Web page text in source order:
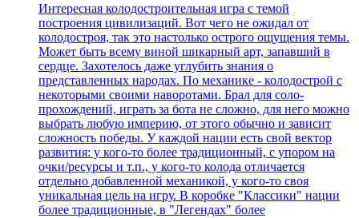
Интересная колодостроительная игра с темой
построения цивилизаций. Вот чего не ожидал от
колодостроя, так это настолько острого ощущения темы.
Может быть всему виной шикарный арт, запавший в
сердце. Захотелось даже углубить знания о
представленных народах. По механике - колодострой с
некоторыми своими наворотами. Брал для соло-
прохождений, играть за бота не сложно, для него можно
выбрать любую империю, от этого обычно и зависит
сложность победы. У каждой нации есть свой вектор
развития: у кого-то более традиционный, с упором на
очки/ресурсы и т.п., у кого-то колода отличается
отдельно добавленной механикой, у кого-то своя
уникальная цель на игру. В коробке "Классики" нации
более традиционные, в "Легендах" более